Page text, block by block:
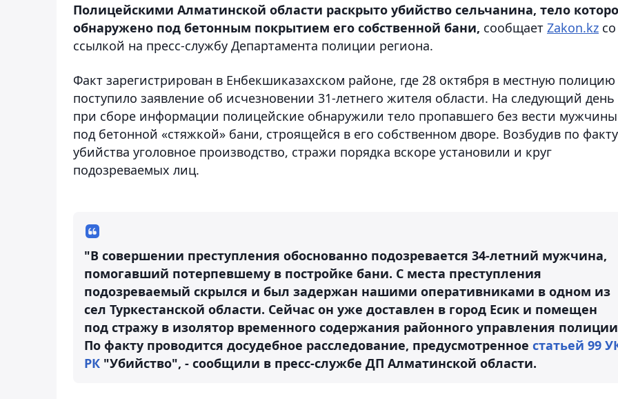
Полицейскими Алматинской области раскрыто убийство сельчанина, тело
обнаружено под бетонным покрытием его собственной бани, сообщает Zakon.kz со
ссылкой на пресс-службу Департамента полиции региона.
Факт зарегистрирован в Енбекшиказахском районе, где 28 октября в местную полицию
поступило заявление об исчезновении 31-летнего жителя области. На следующий день
при сборе информации полицейские обнаружили тело пропавшего без вести мужчины
под бетонной «стяжкой» бани, строящейся в его собственном дворе. Возбудив по факту
убийства уголовное производство, стражи порядка вскоре установили и круг
подозреваемых лиц.
"В совершении преступления обоснованно подозревается 34-летний мужчина,
помогавший потерпевшему в постройке бани. С места преступления
подозреваемый скрылся и был задержан нашими оперативниками в одном из
сел Туркестанской области. Сейчас он уже доставлен в город Есик и помещен
под стражу в изолятор временного содержания районного управления
По факту проводится досудебное расследование, предусмотренное статьей 99
РК "Убийство", - сообщили в пресс-службе ДП Алматинской области.